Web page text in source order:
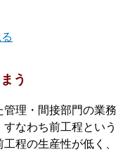
う
理・間接部門の業務
なわち前工程という
程の生産性が低く、